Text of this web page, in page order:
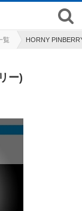
覧 HORNY
ー)